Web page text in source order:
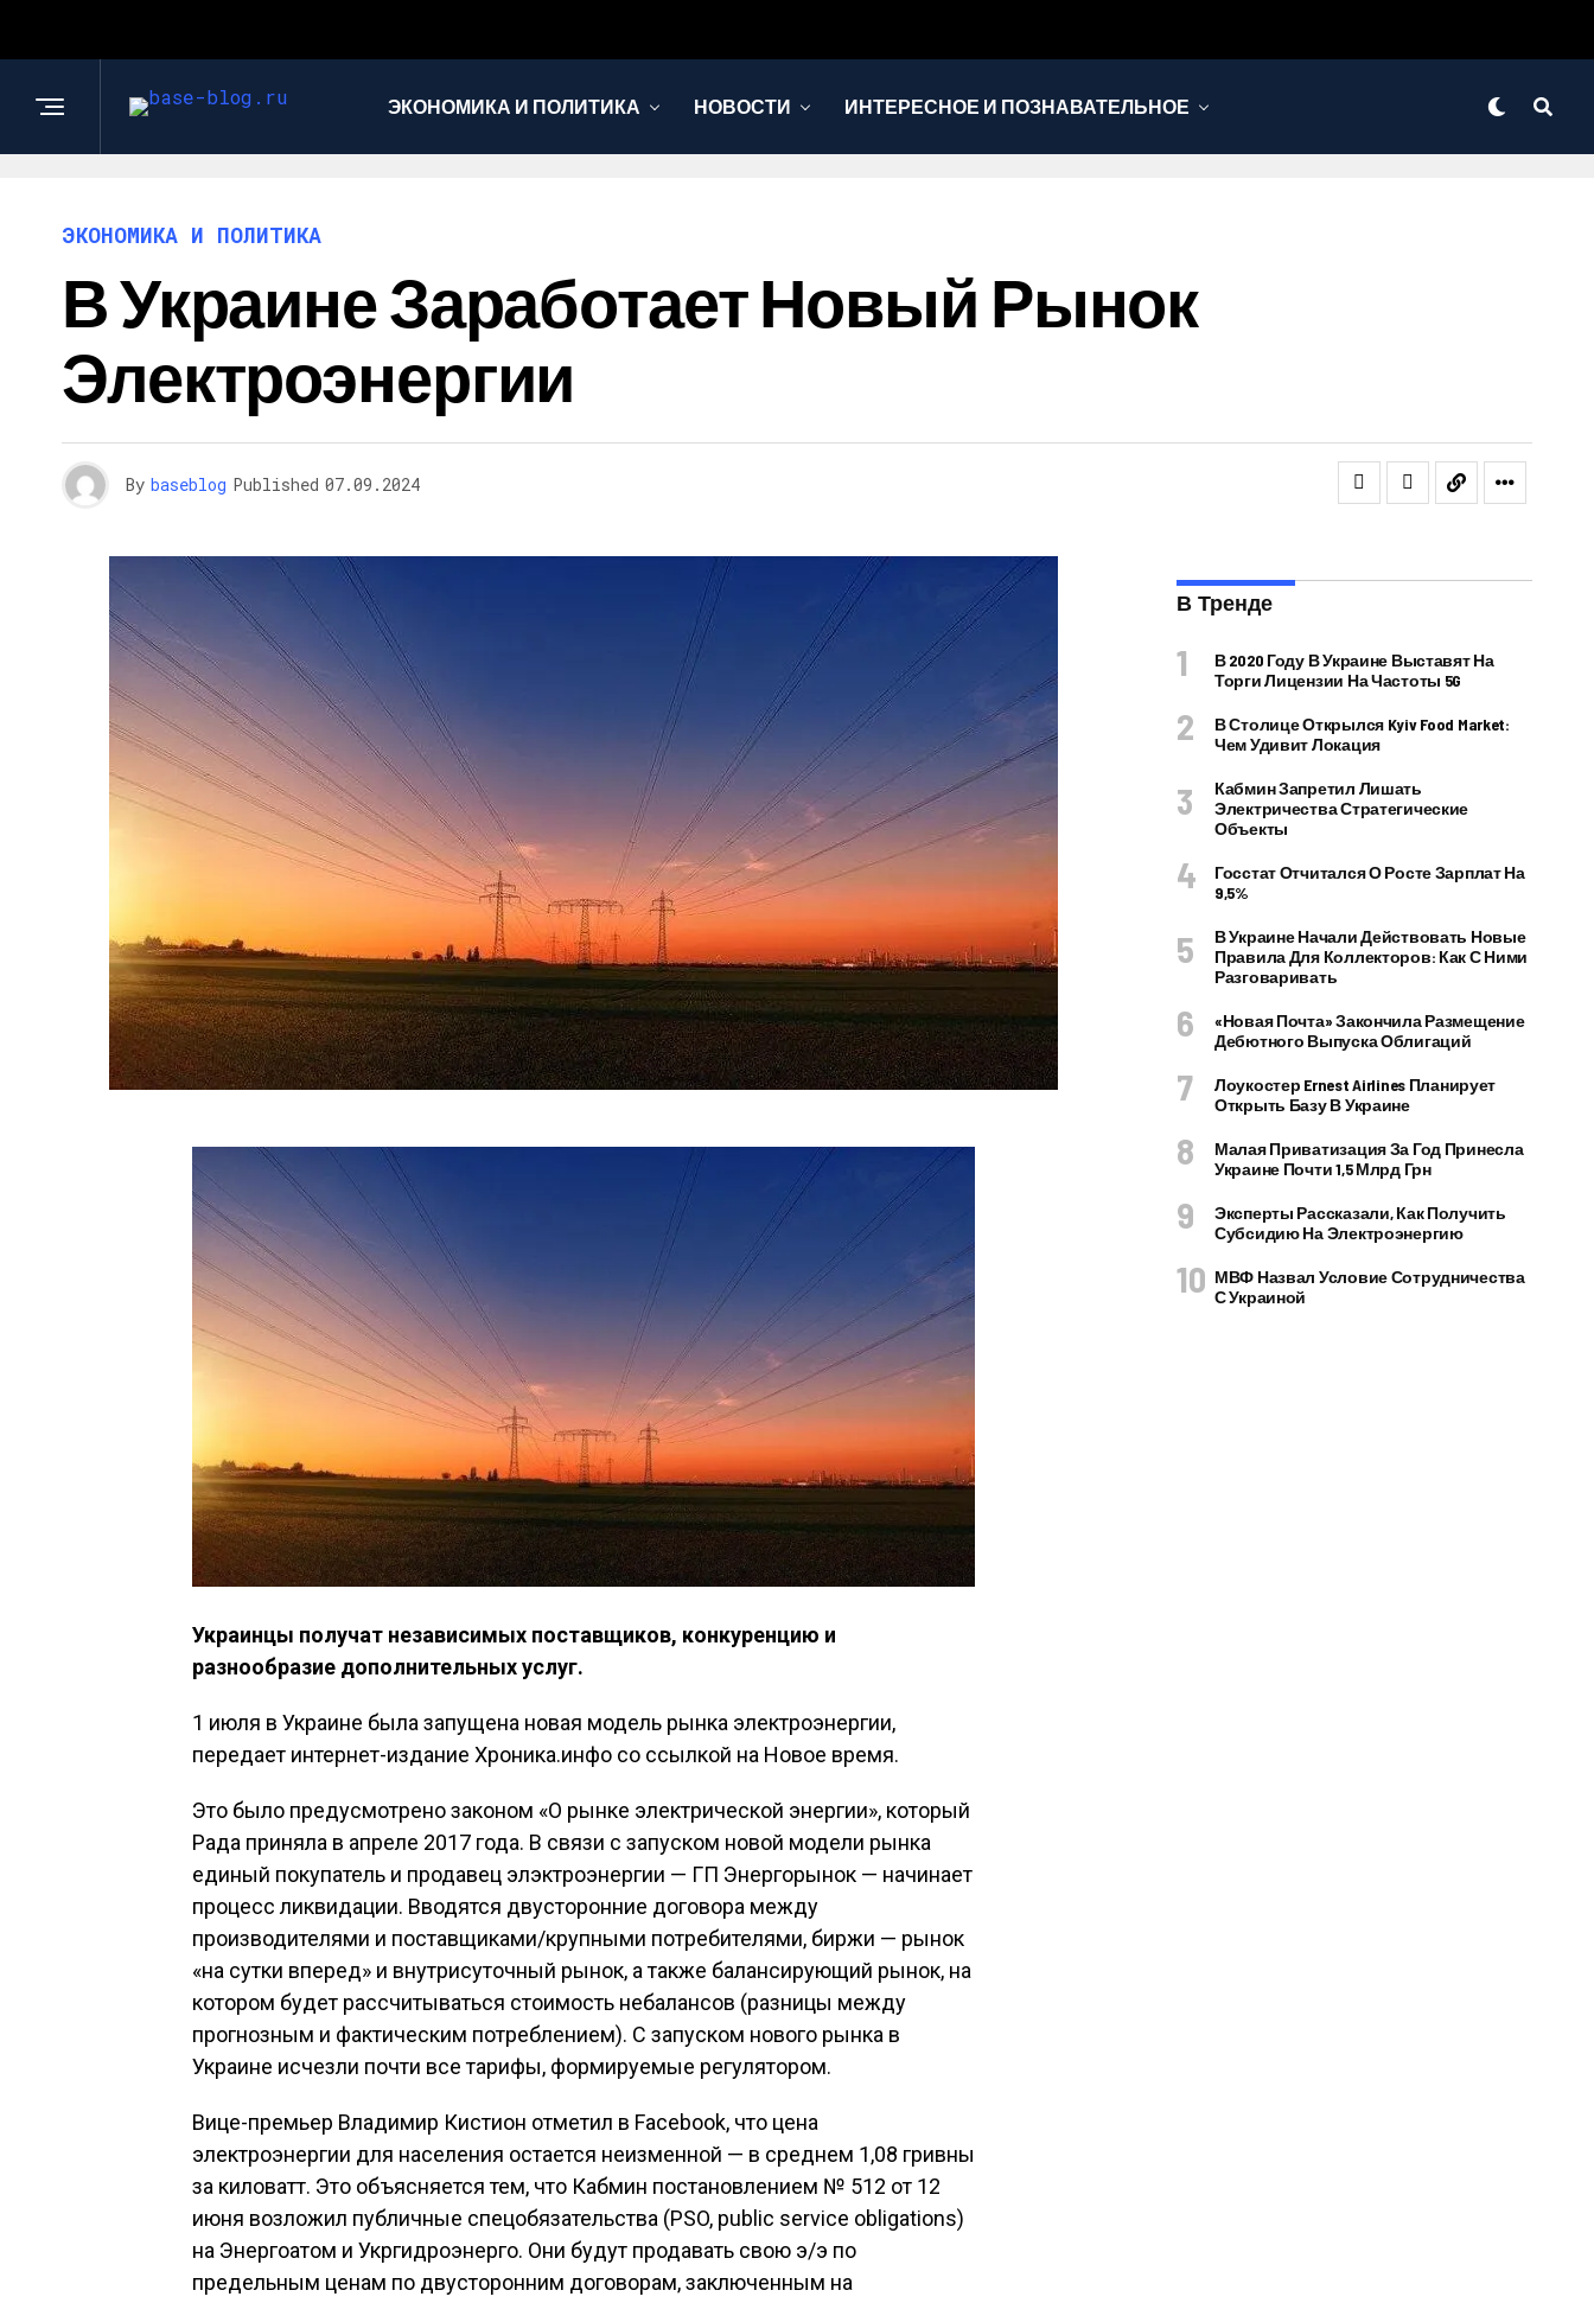
ЭКОНОМИКА И ПОЛИТИКА НОВОСТИ ИНТЕРЕСНОЕ И ПОЗНАВАТЕЛЬНОЕ
ЭКОНОМИКА И ПОЛИТИКА
В Украине Заработает Новый Рынок
Электроэнергии
By baseblog Published 07.09.2024
Украинцы получат независимых поставщиков, конкуренцию и
разнообразие дополнительных услуг.
1 июля в Украине была запущена новая модель рынка электроэнергии,
передает интернет-издание Хроника.инфо со ссылкой на Новое время.
Это было предусмотрено законом «О рынке электрической энергии», который
Рада приняла в апреле 2017 года. В связи с запуском новой модели рынка
единый покупатель и продавец элэктроэнергии — ГП Энергорынок — начинает
процесс ликвидации. Вводятся двусторонние договора между
производителями и поставщиками/крупными потребителями, биржи — рынок
«на сутки вперед» и внутрисуточный рынок, а также балансирующий рынок, на
котором будет рассчитываться стоимость небалансов (разницы между
прогнозным и фактическим потреблением). С запуском нового рынка в
Украине исчезли почти все тарифы, формируемые регулятором.
Вице-премьер Владимир Кистион отметил в Facebook, что цена
электроэнергии для населения остается неизменной — в среднем 1,08 гривны
за киловатт. Это объясняется тем, что Кабмин постановлением № 512 от 12
июня возложил публичные спецобязательства (PSO, public service obligations)
на Энергоатом и Укргидроэнерго. Они будут продавать свою э/э по
предельным ценам по двусторонним договорам, заключенным на
В Тренде
В 2020 Году В Украине Выставят На
Торги Лицензии На Частоты 5G
В Столице Открылся Kyiv Food Market:
Чем Удивит Локация
Кабмин Запретил Лишать
Электричества Стратегические
Объекты
Госстат Отчитался О Росте Зарплат На
9,5%
В Украине Начали Действовать Новые
Правила Для Коллекторов: Как С Ними
Разговаривать
«Новая Почта» Закончила Размещение
Дебютного Выпуска Облигаций
Лоукостер Ernest Airlines Планирует
Открыть Базу В Украине
Малая Приватизация За Год Принесла
Украине Почти 1,5 Млрд Грн
Эксперты Рассказали, Как Получить
Субсидию На Электроэнергию
МВФ Назвал Условие Сотрудничества
С Украиной